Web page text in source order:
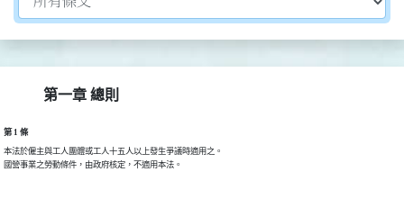
第一章 總則
第 1 條
本法於僱主與工人團體或工人十五人以上發生爭議時適用之。